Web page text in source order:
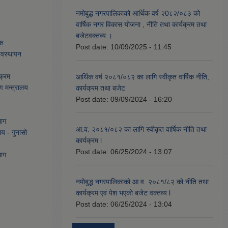
मन्त्रालय
- गुनासो
नमोबुद्ध नगरपालिकाको आर्थिक वर्ष २0८२/०८३ को
वार्षिक नगर विकास योजना , नीति तथा कार्यक्रम तथा
बजेटवक्तव्य ।
Post date: 10/09/2025 - 11:45
आर्थिक वर्ष २०८१/०८२ का लागि स्वीकृत वार्षिक नीति,
कार्यक्रम तथा बजेट
Post date: 09/09/2024 - 16:20
आ.व. २०८१/०८२ का लागि स्वीकृत वार्षिक नीति तथा
कार्यक्रम l
Post date: 06/25/2024 - 13:07
नमोबुद्ध नगरपालिकाको आ‍.व. २०८१/८२ को नीति तथा
कार्यक्रम एवं पेश भएको बजेट वक्तव्य l
Post date: 06/25/2024 - 13:04